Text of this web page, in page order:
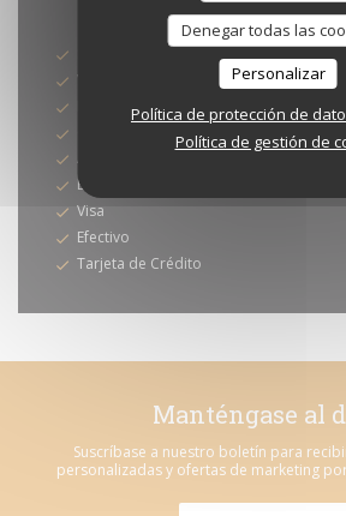
Denegar todas las
Personalizar
Política de protección de
Política de gestión de
Métodos de
Vales restaurante (unicamente almuerzo)
American Express
Eurocard/Mastercard
Visa
Efectivo
Tarjeta de Crédito
Manténgase al
Suscríbase a nuestro boletín para
personalizadas y ofertas de marketing